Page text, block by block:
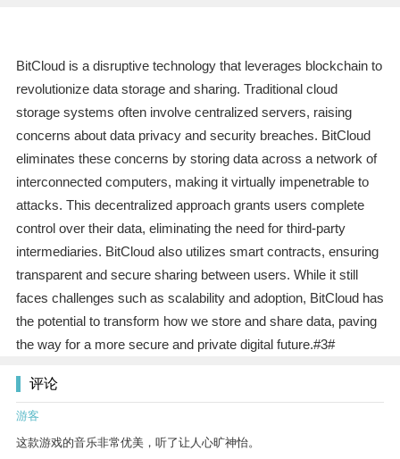
BitCloud is a disruptive technology that leverages blockchain to
revolutionize data storage and sharing. Traditional cloud
storage systems often involve centralized servers, raising
concerns about data privacy and security breaches. BitCloud
eliminates these concerns by storing data across a network of
interconnected computers, making it virtually impenetrable to
attacks. This decentralized approach grants users complete
control over their data, eliminating the need for third-party
intermediaries. BitCloud also utilizes smart contracts, ensuring
transparent and secure sharing between users. While it still
faces challenges such as scalability and adoption, BitCloud has
the potential to transform how we store and share data, paving
the way for a more secure and private digital future.#3#
评论
游客
这款游戏的音乐非常优美，听了让人心旷神怡。